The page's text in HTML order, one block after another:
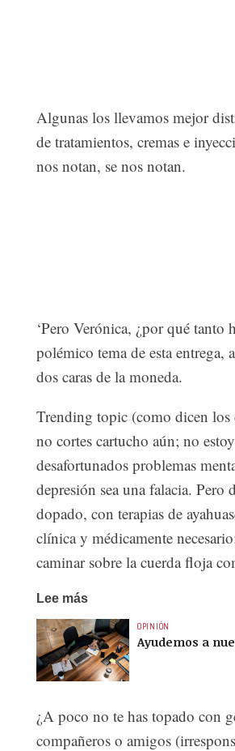
Algunas los llevamos mejor
de tratamientos, cremas e
nos notan, se nos notan.
‘Pero Verónica, ¿por qué tanto
polémico tema de esta entrega,
dos caras de la moneda.
Trending topic (como dicen
no cortes cartucho aún; no
desafortunados problemas
depresión sea una falacia. Pero
dopado, con terapias de
clínica y médicamente
caminar sobre la cuerda floja
Lee más
OPINIÓN
Ayudemos a
¿A poco no te has topado con
compañeros o amigos